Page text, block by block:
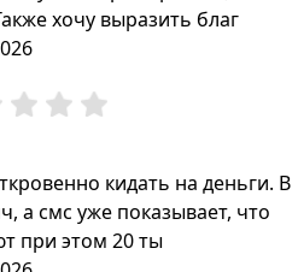
хочу выразить благ
кидать на деньги. В
а смс уже показывает, что
при этом 20 ты